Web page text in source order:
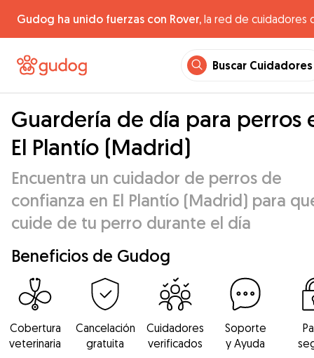
Gudog ha unido fuerzas con Rover, la red de cuidadores
Buscar Cuidadores
Guardería de día para perros
El Plantío (Madrid)
Encuentra un cuidador de perros de
confianza en El Plantío (Madrid) para
cuide de tu perro durante el día
Beneficios de Gudog
Cobertura
veterinaria
Cancelación
gratuita
Cuidadores
verificados
Soporte
y Ayuda